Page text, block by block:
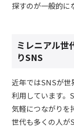
探すのが一般的に
ミレニアル世
りSNS
近年ではSNSが世
利用しています。
気軽につながりを
世代も多くの人が